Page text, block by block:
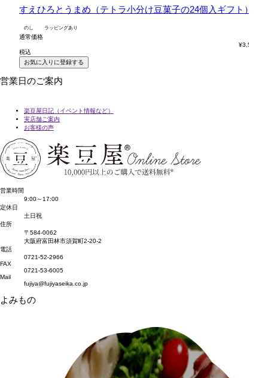
すえひろとうまめ（テトラ小分け豆菓子の24個入ギフト）
のし ラッピングあり
通常価格
¥3,564
税込
お気に入りに登録する
営業日のご案内
楽豆屋日記（イベント情報など）
実店舗ご案内
お客様の声
営業時間
9:00～17:00
定休日
土日祝
住所
〒584-0062
大阪府富田林市須賀町2-20-2
電話
0721-52-2966
FAX
0721-53-6005
Mail
fujiya@fujiyaseika.co.jp
よみもの